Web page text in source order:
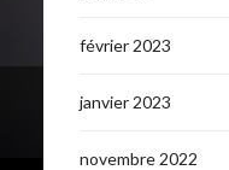
février 2023
janvier 2023
novembre 2022